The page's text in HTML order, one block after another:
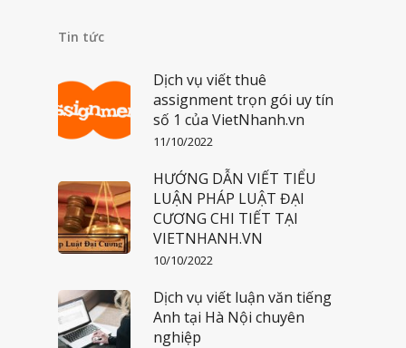
Tin tức
Dịch vụ viết thuê
assignment trọn gói uy tín
số 1 của VietNhanh.vn
11/10/2022
HƯỚNG DẪN VIẾT TIỂU
LUẬN PHÁP LUẬT ĐẠI
CƯƠNG CHI TIẾT TẠI
VIETNHANH.VN
10/10/2022
Dịch vụ viết luận văn tiếng
Anh tại Hà Nội chuyên
nghiệp